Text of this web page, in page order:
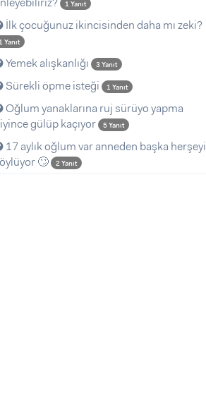
1 Yanıt
İlk çocuğunuz ikincisinden daha mı zeki?
1 Yanıt
Yemek alışkanlığı 3 Yanıt
Sürekli öpme isteği 1 Yanıt
Oğlum yanaklarına ruj sürüyo yapma
gülüp kaçıyor
5 Yanıt
17 aylık oğlum var anneden başka herşeyi
🙄
2 Yanıt